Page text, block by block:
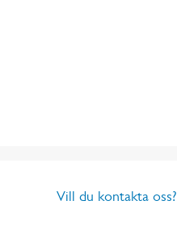
Vill du kontakta oss?